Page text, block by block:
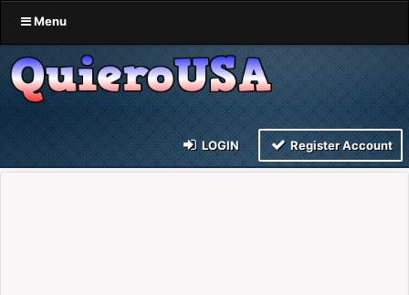
Menu
LOGIN Register Account